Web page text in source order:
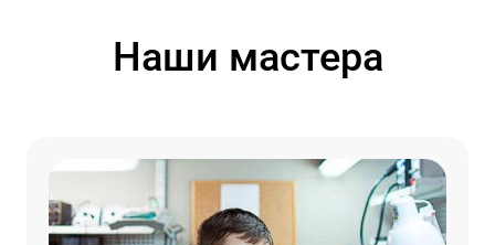
Наши мастера